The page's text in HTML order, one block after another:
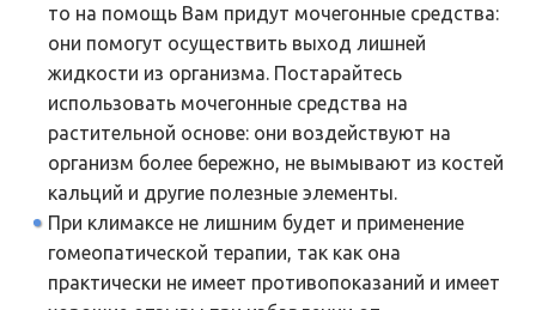
то на помощь Вам придут мочегонные средства:
они помогут осуществить выход лишней
жидкости из организма. Постарайтесь
использовать мочегонные средства на
растительной основе: они воздействуют на
организм более бережно, не вымывают из костей
кальций и другие полезные элементы.
При климаксе не лишним будет и применение
гомеопатической терапии, так как она
практически не имеет противопоказаний и имеет